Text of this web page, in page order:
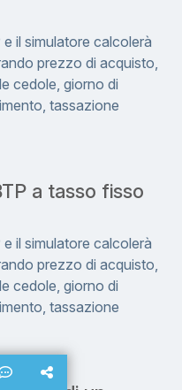
il simulatore calcolerà
prezzo di acquisto,
cedole, giorno di
tassazione
a tasso fisso
il simulatore calcolerà
prezzo di acquisto,
cedole, giorno di
tassazione